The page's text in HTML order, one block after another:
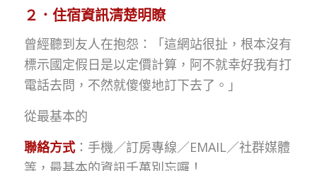
２．住宿資訊清楚明瞭
曾經聽到友人在抱怨：「這網站很扯，根本沒有
標示國定假日是以定價計算，阿不就幸好我有打
電話去問，不然就傻傻地訂下去了。」
從最基本的
聯絡方式：手機／訂房專線／EMAIL／社群媒體